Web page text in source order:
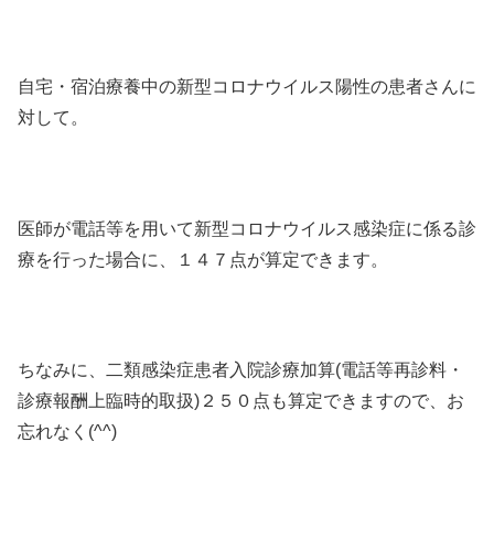
自宅・宿泊療養中の新型コロナウイルス陽性の患者さんに
対して。
医師が電話等を用いて新型コロナウイルス感染症に係る診
療を行った場合に、１４７点が算定できます。
ちなみに、二類感染症患者入院診療加算(電話等再診料・
診療報酬上臨時的取扱)２５０点も算定できますので、お
忘れなく(^^)